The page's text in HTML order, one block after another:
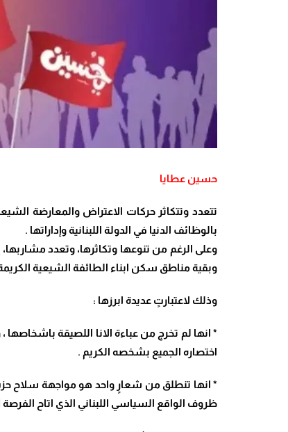
حسين عطايا
تتعدد وتتكاثر حركات الاعتراض والمعارضة
بالوظائف الدنيا في الدولة اللبنانية وإداراتها .
وعلى الرغم من تنوعها وتكاثرها، وتعدد
وبقية مناطق سكن ابناء الطائفة الشيعية
وذلك لاعتبارتٍ عديدة ابرزها :
* انها لم تخرج من عباءة الانا اللصيقة
اختصاره الجميع بشخصه الكريم .
* انها تنطلق من شعارٍ واحد هو مواجهة سلاح
ظروف الواقع السياسي اللبناني الذي اتاح